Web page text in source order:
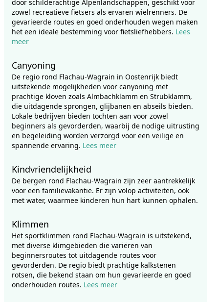
door schilderachtige Alpenlandschappen, geschikt voor
zowel recreatieve fietsers als ervaren wielrenners. De
gevarieerde routes en goed onderhouden wegen maken
het een ideale bestemming voor fietsliefhebbers. Lees
meer
Canyoning
De regio rond Flachau-Wagrain in Oostenrijk biedt
uitstekende mogelijkheden voor canyoning met
prachtige kloven zoals Almbachklamm en Strubklamm,
die uitdagende sprongen, glijbanen en abseils bieden.
Lokale bedrijven bieden tochten aan voor zowel
beginners als gevorderden, waarbij de nodige uitrusting
en begeleiding worden verzorgd voor een veilige en
spannende ervaring. Lees meer
Kindvriendelijkheid
De bergen rond Flachau-Wagrain zijn zeer aantrekkelijk
voor een familievakantie. Er zijn volop activiteiten, ook
met water, waarmee kinderen hun hart kunnen ophalen.
Klimmen
Het sportklimmen rond Flachau-Wagrain is uitstekend,
met diverse klimgebieden die variëren van
beginnersroutes tot uitdagende routes voor
gevorderden. De regio biedt prachtige kalkstenen
rotsen, die bekend staan om hun gevarieerde en goed
onderhouden routes. Lees meer